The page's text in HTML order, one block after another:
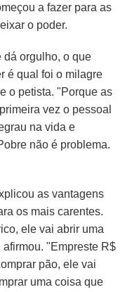
a fazer para as
o poder.
dá orgulho, o que
é qual foi o milagre
o petista. "Porque as
vez o pessoal
na vida e
não é problema.
as vantagens
os mais carentes.
ele vai abrir uma
"Empreste R$
pão, ele vai
uma coisa que